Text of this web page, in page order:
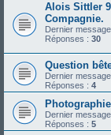
Alois Sittler
Compagnie.
Dernier
Réponses : 30
Question
Dernier
Réponses : 4
Dernier
Réponses : 5